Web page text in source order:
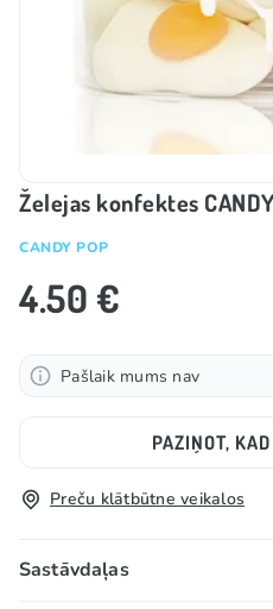
Želejas konfektes
CANDY POP
4.50 €
Pašlaik mums nav
PAZIŅOT,
Preču klātbūtne veikalos
Sastāvdaļas